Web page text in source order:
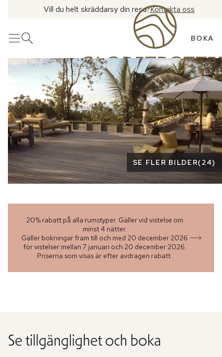
Vill du helt skräddarsy din resa?Kontakta oss
MenyÖppna sök BOKA
Se fler bilder
SE FLER BILDER(24)
20% rabatt på alla rumstyper. Gäller vid vistelse om
minst 4 nätter.
Gäller bokningar fram till och med 20 december 2026
för vistelser mellan 7 januari och 20 december 2026.
Priserna som visas är efter avdragen rabatt.
Se tillgänglighet och boka